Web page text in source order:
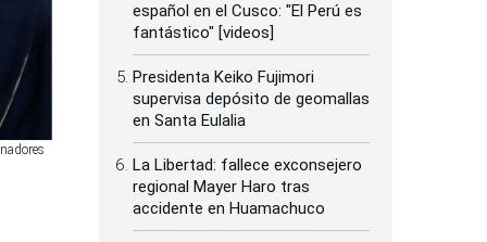
español en el Cusco: "El Perú es
fantástico" [videos]
Presidenta Keiko Fujimori
supervisa depósito de geomallas
en Santa Eulalia
La Libertad: fallece exconsejero
regional Mayer Haro tras
accidente en Huamachuco